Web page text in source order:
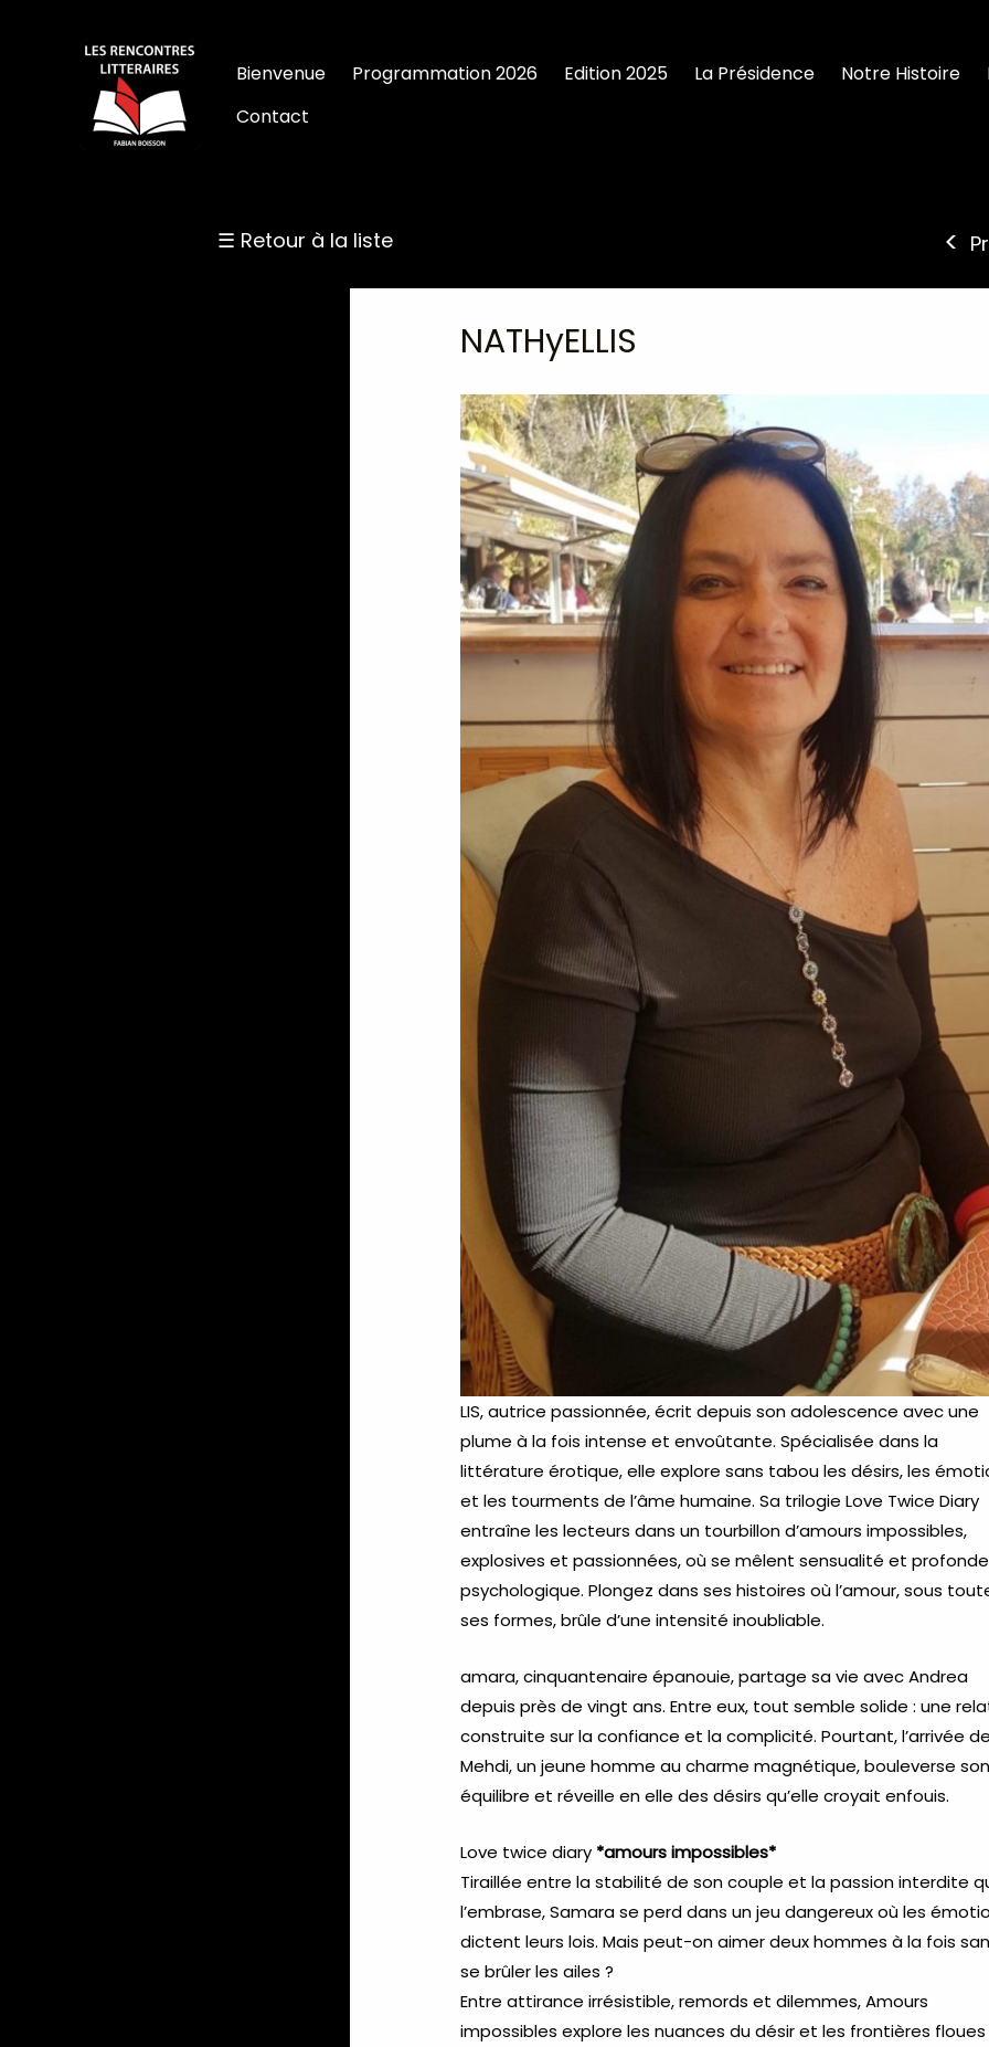
Bienvenue Programmation 2026 Edition 2025 La Présidence Notre Histoire
Contact
☰ Retour à la liste
NATHyELLIS
LIS, autrice passionnée, écrit depuis son adolescence avec une
plume à la fois intense et envoûtante. Spécialisée dans la
littérature érotique, elle explore sans tabou les désirs, les
et les tourments de l’âme humaine. Sa trilogie Love Twice Diary
entraîne les lecteurs dans un tourbillon d’amours impossibles,
explosives et passionnées, où se mêlent sensualité et
psychologique. Plongez dans ses histoires où l’amour, sous
ses formes, brûle d’une intensité inoubliable.
amara, cinquantenaire épanouie, partage sa vie avec Andrea
depuis près de vingt ans. Entre eux, tout semble solide : une
construite sur la confiance et la complicité. Pourtant, l’arrivée
Mehdi, un jeune homme au charme magnétique, bouleverse
équilibre et réveille en elle des désirs qu’elle croyait enfouis.
Love twice diary *amours impossibles*
Tiraillée entre la stabilité de son couple et la passion interdite
l’embrase, Samara se perd dans un jeu dangereux où les
dictent leurs lois. Mais peut-on aimer deux hommes à la fois
se brûler les ailes ?
Entre attirance irrésistible, remords et dilemmes, Amours
impossibles explore les nuances du désir et les frontières